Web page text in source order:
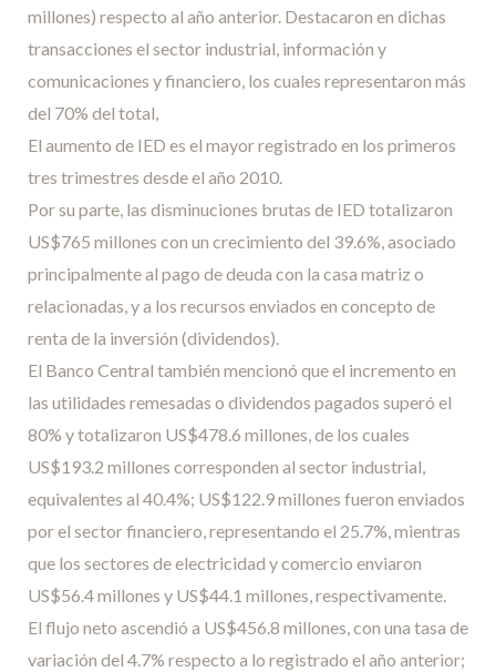
millones) respecto al año anterior. Destacaron en dichas
transacciones el sector industrial, información y
comunicaciones y financiero, los cuales representaron más
del 70% del total,
El aumento de IED es el mayor registrado en los primeros
tres trimestres desde el año 2010.
Por su parte, las disminuciones brutas de IED totalizaron
US$765 millones con un crecimiento del 39.6%, asociado
principalmente al pago de deuda con la casa matriz o
relacionadas, y a los recursos enviados en concepto de
renta de la inversión (dividendos).
El Banco Central también mencionó que el incremento en
las utilidades remesadas o dividendos pagados superó el
80% y totalizaron US$478.6 millones, de los cuales
US$193.2 millones corresponden al sector industrial,
equivalentes al 40.4%; US$122.9 millones fueron enviados
por el sector financiero, representando el 25.7%, mientras
que los sectores de electricidad y comercio enviaron
US$56.4 millones y US$44.1 millones, respectivamente.
El flujo neto ascendió a US$456.8 millones, con una tasa de
variación del 4.7% respecto a lo registrado el año anterior;